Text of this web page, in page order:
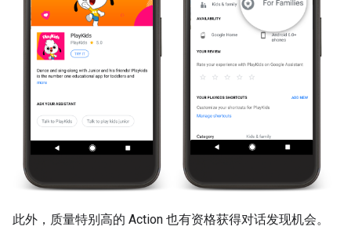
此外，质量特别高的 Action 也有资格获得对话发现机会。